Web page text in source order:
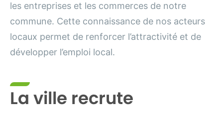
les entreprises et les commerces de notre
commune. Cette connaissance de nos acteurs
locaux permet de renforcer l’attractivité et de
développer l’emploi local.
La ville recrute